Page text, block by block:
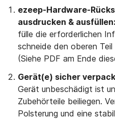
ezeep-Hardware-
ausdrucken & ausfüllen:
fülle die erforderlichen
schneide den oberen Teil
(Siehe PDF am Ende
Gerät(e) sicher
Gerät unbeschädigt ist
Zubehörteile beiliegen.
Polsterung und eine